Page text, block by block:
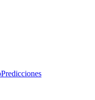
Predicciones